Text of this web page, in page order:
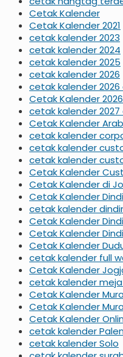
Cetak Kalender
Cetak Kalender 2021
cetak kalender 2023
cetak kalender 2024
cetak kalender 2025
cetak kalender 2026
cetak kalender
Cetak Kalender
cetak kalender
Cetak Kalender
cetak kalender
cetak kalender
cetak kalender
Cetak Kalender
Cetak Kalender di
Cetak Kalender
cetak kalender
Cetak Kalender
Cetak Kalender
Cetak Kalender
cetak kalender full
Cetak Kalender
cetak kalender
Cetak Kalender
Cetak Kalender
Cetak Kalender
cetak kalender
cetak kalender Solo